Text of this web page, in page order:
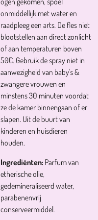
onmiddellijk met water en
raadpleeg een arts. De fles niet
blootstellen aan direct zonlicht
of aan temperaturen boven
50˚C. Gebruik de spray niet in
aanwezigheid van baby's &
zwangere vrouwen en
minstens 30 minuten voordat
ze de kamer binnengaan of er
slapen. Uit de buurt van
kinderen en huisdieren
houden.
Ingrediënten: Parfum van
etherische olie,
gedemineraliseerd water,
parabenenvrij
conserveermiddel.